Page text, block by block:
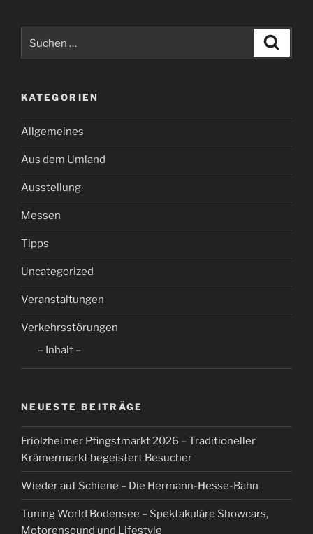
Ausstellung
Veranstaltungen
Verkehrsstörungen
– Inhalt –
NEUESTE BEITRÄGE
Friolzheimer Pfingstmarkt 2026 – Traditioneller
Krämermarkt begeistert Besucher
Wieder auf Schiene – Die Hermann-Hesse-Bahn
Tuning World Bodensee – Spektakuläre Showcars,
Motorensound und Lifestyle
Digitalisierung und neuen Wohnkonzepten
Invest 2026 in Stuttgart – Besucherrekord zur 25.
Jubiläumsausgabe
NEUESTE KOMMENTARE